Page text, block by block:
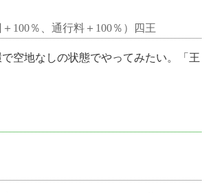
100％、通行料＋100％）四王
空地なしの状態でやってみたい。「王